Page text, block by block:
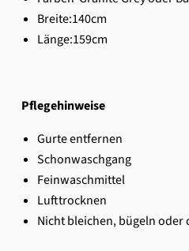
Breite:140cm
Länge:159cm
Pflegehinweise
Gurte entfernen
Schonwaschgang
Feinwaschmittel
Lufttrocknen
Nicht bleichen, bügeln oder